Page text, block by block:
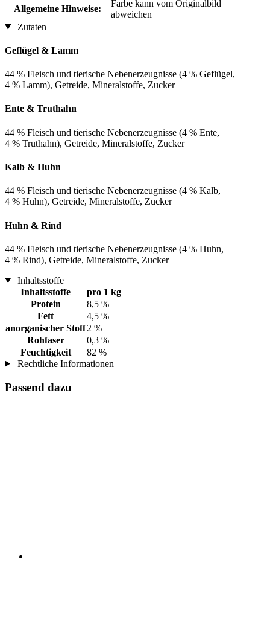
Allgemeine Hinweise:
Farbe kann vom Originalbild
abweichen
Zutaten
Geflügel & Lamm
44 % Fleisch und tierische Nebenerzeugnisse (4 % Geflügel,
4 % Lamm), Getreide, Mineralstoffe, Zucker
Ente & Truthahn
44 % Fleisch und tierische Nebenerzeugnisse (4 % Ente,
4 % Truthahn), Getreide, Mineralstoffe, Zucker
Kalb & Huhn
44 % Fleisch und tierische Nebenerzeugnisse (4 % Kalb,
4 % Huhn), Getreide, Mineralstoffe, Zucker
Huhn & Rind
44 % Fleisch und tierische Nebenerzeugnisse (4 % Huhn,
4 % Rind), Getreide, Mineralstoffe, Zucker
Inhaltsstoffe
Inhaltsstoffe
pro 1 kg
Protein
8,5 %
Fett
4,5 %
anorganischer Stoff2 %
Rohfaser
0,3 %
Feuchtigkeit
82 %
Rechtliche Informationen
Passend dazu